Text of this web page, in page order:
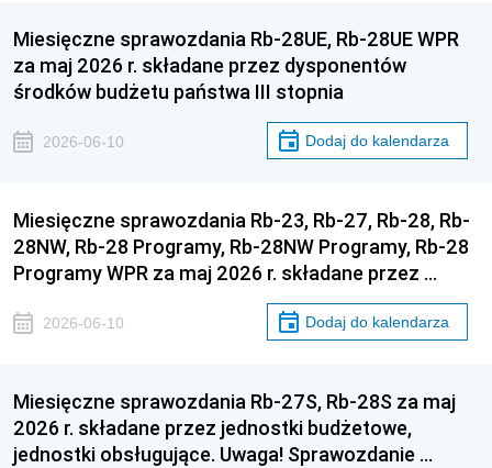
Miesięczne sprawozdania Rb-28UE, Rb-28UE WPR
za maj 2026 r. składane przez dysponentów
środków budżetu państwa III stopnia
2026-06-10 Dodaj do kalendarza
Miesięczne sprawozdania Rb-23, Rb-27, Rb-28, Rb-
28NW, Rb-28 Programy, Rb-28NW Programy, Rb-28
Programy WPR za maj 2026 r. składane przez …
2026-06-10 Dodaj do kalendarza
Miesięczne sprawozdania Rb-27S, Rb-28S za maj
2026 r. składane przez jednostki budżetowe,
jednostki obsługujące. Uwaga! Sprawozdanie …